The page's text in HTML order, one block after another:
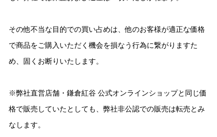
その他不当な目的での買い占めは、他のお客様が適正な価格
で商品をご購入いただく機会を損なう行為に繋がりますた
め、固くお断りいたします。
※弊社直営店舗・鎌倉紅谷 公式オンラインショップと同じ価
格で販売していたとしても、弊社非公認での販売は転売とみ
なします。